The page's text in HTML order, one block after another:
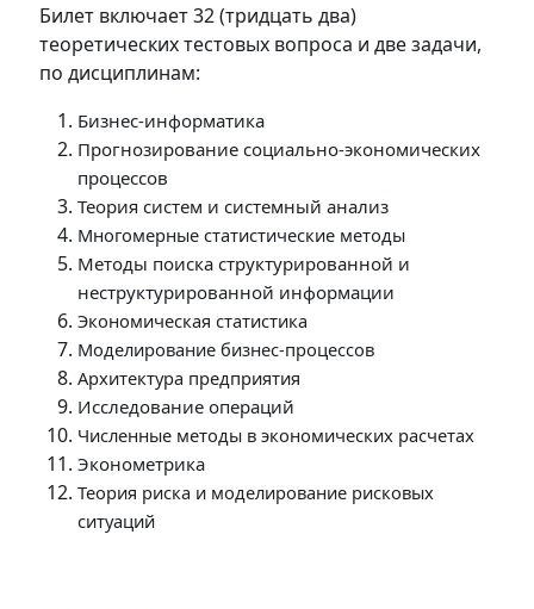
Билет включает 32 (тридцать два)
теоретических тестовых вопроса и две задачи,
по дисциплинам:
Бизнес-информатика
Прогнозирование социально-экономических
процессов
Теория систем и системный анализ
Многомерные статистические методы
Методы поиска структурированной и
неструктурированной информации
Экономическая статистика
Моделирование бизнес-процессов
Архитектура предприятия
Исследование операций
Численные методы в экономических расчетах
Эконометрика
Теория риска и моделирование рисковых
ситуаций